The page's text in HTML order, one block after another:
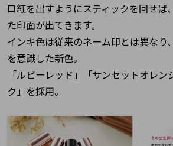
口紅を出すようにスティックを回せば
た印面が出てきます。
インキ色は従来のネーム印とは異なり
を意識した新色。
「ルビーレッド」「サンセットオレ
ク」を採用。